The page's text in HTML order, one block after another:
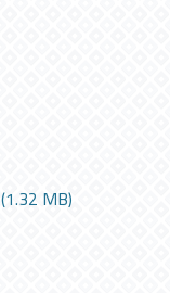
(1.32 MB)